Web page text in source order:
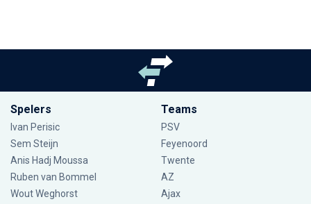
Spelers
Ivan Perisic
Sem Steijn
Anis Hadj Moussa
Ruben van Bommel
Wout Weghorst
Teams
PSV
Feyenoord
Twente
AZ
Ajax